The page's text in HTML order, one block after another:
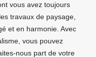
vous avez toujours
travaux de paysage,
et en harmonie. Avec
vous pouvez
nous part de votre